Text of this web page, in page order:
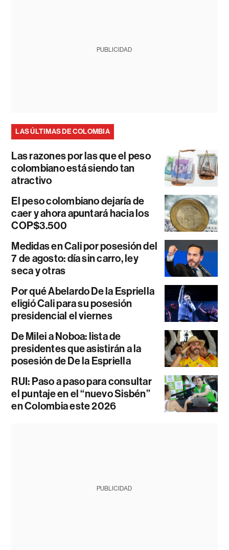
PUBLICIDAD
LAS ÚLTIMAS DE COLOMBIA
Las razones por las que el peso
colombiano está siendo tan
atractivo
El peso colombiano dejaría de
caer y ahora apuntará hacia los
COP$3.500
Medidas en Cali por posesión del
7 de agosto: día sin carro, ley
seca y otras
Por qué Abelardo De la Espriella
eligió Cali para su posesión
presidencial el viernes
De Milei a Noboa: lista de
presidentes que asistirán a la
posesión de De la Espriella
RUI: Paso a paso para consultar
el puntaje en el “nuevo Sisbén”
en Colombia este 2026
PUBLICIDAD